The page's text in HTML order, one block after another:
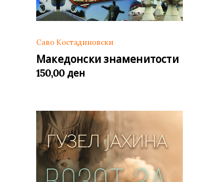
Саво Костадиновски
Македонски знаменитости
150,00 ден